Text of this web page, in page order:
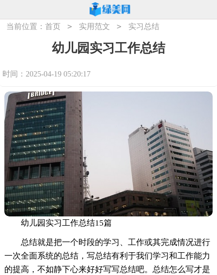
当前位置：首页 > 实用范文 > 实习总结
幼儿园实习工作总结
时间：2025-04-19 05:20:17
幼儿园实习工作总结15篇
总结就是把一个时段的学习、工作或其完成情况进行
一次全面系统的总结，写总结有利于我们学习和工作能力
的提高，不如静下心来好好写写总结吧。总结怎么写才是